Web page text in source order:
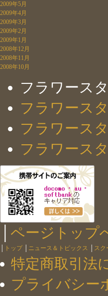
2009年5月
2009年4月
2009年3月
2009年2月
2009年1月
2008年12月
2008年11月
2008年10月
フラワース
フラワース
フラワース
フラワース
ページトップ
トップ ニュース＆トピックス スク
特定商取引法
プライバシー